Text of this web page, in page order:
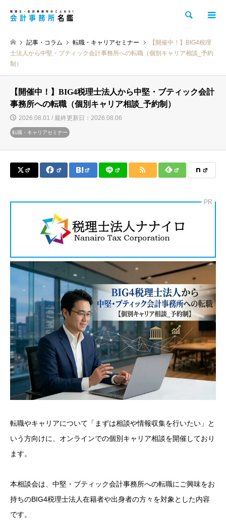
検索
記事・コラム 転職・キャリアセミナー
【開催中！】BIG4税理
士法人から中堅・ブティック会計事務所への転職（個別キャリア相談_予約
制）
【開催中！】BIG4税理士法人から中堅・ブティック会計
事務所への転職（個別キャリア相談_予約制）
2026.08.01 / 最終更新日：2026.08.06
転職・キャリアセミナー
PR
転職やキャリアについて「まずは相談や情報収集を行いたい」と
いう方向けに、オンラインでの個別キャリア相談を開催しており
ます。
本相談会は、中堅・ブティック会計事務所への転職にご興味をお
持ちのBIG4税理士法人在籍者や出身者の方々を対象とした内容
です。